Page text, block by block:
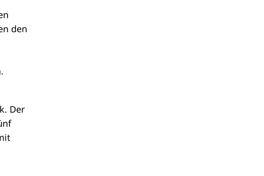
den
Der